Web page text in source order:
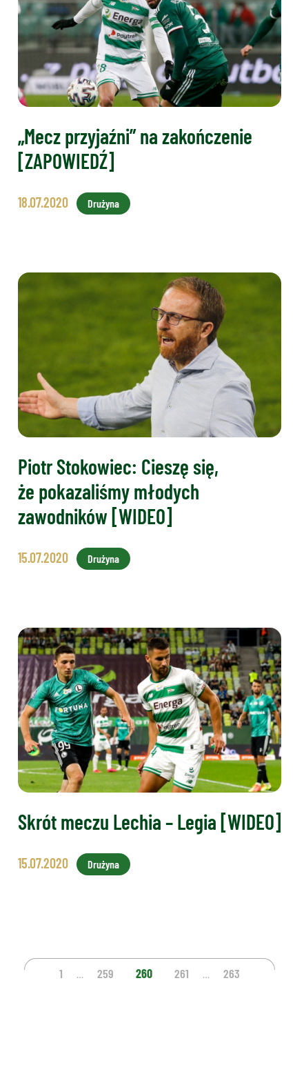
„Mecz przyjaźni” na zakończenie
[ZAPOWIEDŹ]
18.07.2020 Drużyna
Piotr Stokowiec: Cieszę się,
że pokazaliśmy młodych
zawodników [WIDEO]
15.07.2020 Drużyna
Skrót meczu Lechia – Legia [WIDEO]
15.07.2020 Drużyna
1 259 260 261 263